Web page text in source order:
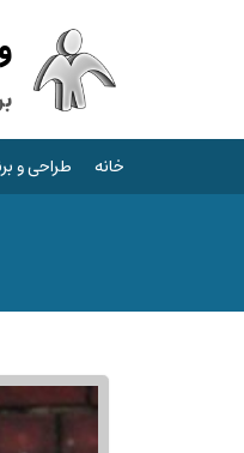
خانه طراحی و